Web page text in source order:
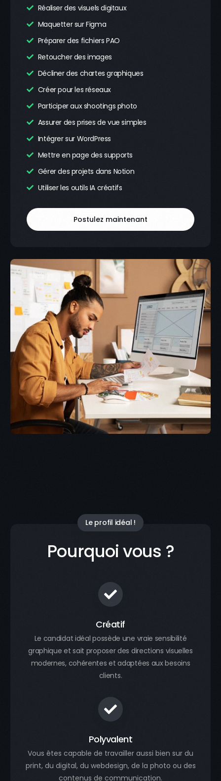
Réaliser des visuels digitaux
Maquetter sur Figma
Préparer des fichiers PAO
Retoucher des images
Décliner des chartes graphiques
Créer pour les réseaux
Participer aux shootings photo
Assurer des prises de vue simples
Intégrer sur WordPress
Mettre en page des supports
Gérer des projets dans Notion
Utiliser les outils IA créatifs
Postulez maintenant
Le profil idéal !
Pourquoi vous ?
Créatif
Le candidat idéal possède une vraie sensibilité
graphique et sait proposer des directions visuelles
modernes, cohérentes et adaptées aux besoins
clients.
Polyvalent
Vous êtes capable de travailler aussi bien sur du
print, du digital, du webdesign, de la photo ou des
contenus de communication.